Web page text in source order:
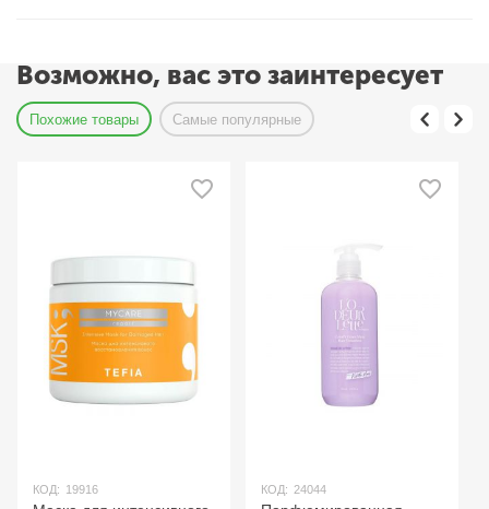
Возможно, вас это заинтересует
Похожие товары Самые популярные
КОД: 19916 КОД: 24044